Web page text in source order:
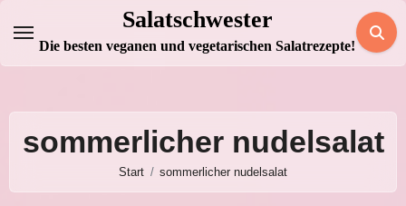
Inhalt
springen
Salatschwester
Die besten veganen und vegetarischen Salatrezepte!
sommerlicher nudelsalat
Start sommerlicher nudelsalat